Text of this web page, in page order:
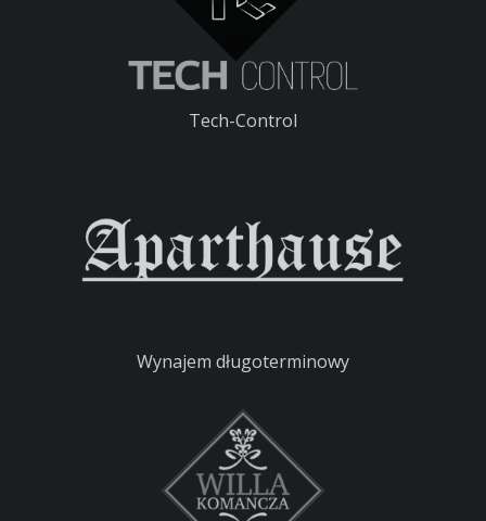
Tech-Control
Wynajem długoterminowy